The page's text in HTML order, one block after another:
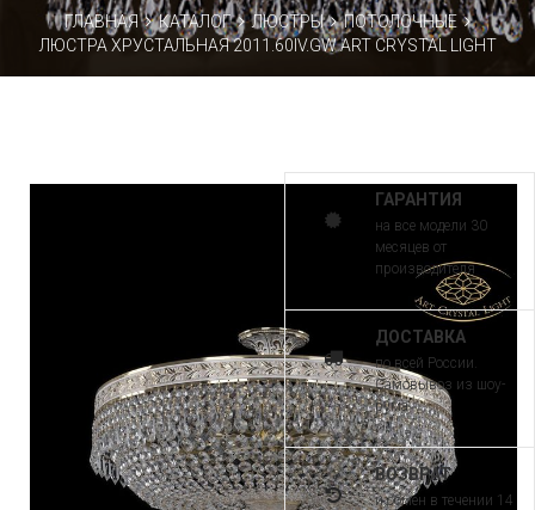
ГЛАВНАЯ КАТАЛОГ ЛЮСТРЫ
ПОТОЛОЧНЫЕ
ЛЮСТРА ХРУСТАЛЬНАЯ 2011.60IV.GW ART CRYSTAL LIGHT
ГАРАНТИЯ
на все модели 30
месяцев от
производителя
ДОСТАВКА
по всей России.
Самовывоз из шоу-
рума
ВОЗВРАТ
и обмен в течении 14